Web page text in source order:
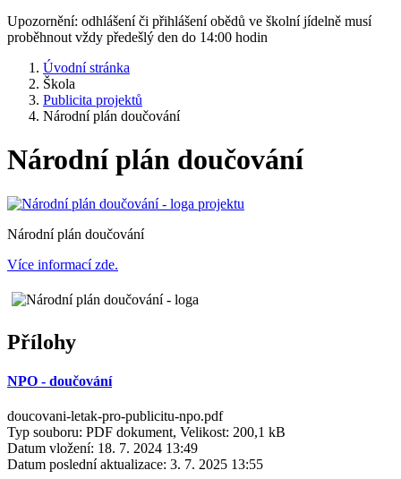
Upozornění: odhlášení či přihlášení obědů ve školní jídelně musí
proběhnout vždy předešlý den do 14:00 hodin
Úvodní stránka
Škola
Publicita projektů
Národní plán doučování
Národní plán doučování
Národní plán doučování
Více informací zde.
Přílohy
NPO - doučování
doucovani-letak-pro-publicitu-npo.pdf
Typ souboru: PDF dokument, Velikost: 200,1 kB
Datum vložení: 18. 7. 2024 13:49
Datum poslední aktualizace: 3. 7. 2025 13:55